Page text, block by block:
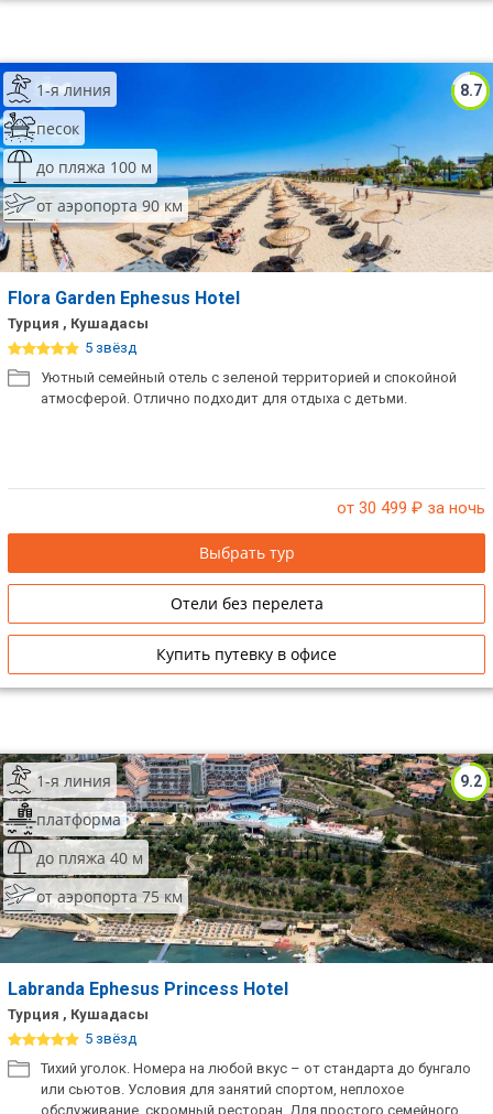
8.7
1-я линия
песок
до пляжа 100 м
от аэропорта 90 км
Flora Garden Ephesus Hotel
Турция , Кушадасы
5 звёзд
Уютный семейный отель с зеленой территорией и спокойной
атмосферой. Отлично подходит для отдыха с детьми.
от 30 499 ₽ за ночь
Выбрать тур
Отели без перелета
Купить путевку в офисе
9.2
1-я линия
платформа
до пляжа 40 м
от аэропорта 75 км
Labranda Ephesus Princess Hotel
Турция , Кушадасы
5 звёзд
Тихий уголок. Номера на любой вкус – от стандарта до бунгало
или сьютов. Условия для занятий спортом, неплохое
обслуживание, скромный ресторан. Для простого семейного